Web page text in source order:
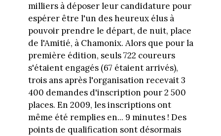
milliers à déposer leur candidature pour
espérer être l'un des heureux élus à
pouvoir prendre le départ, de nuit, place
de l'Amitié, à Chamonix. Alors que pour la
première édition, seuls 722 coureurs
s'étaient engagés (67 étaient arrivés),
trois ans après l'organisation recevait 3
400 demandes d'inscription pour 2 500
places. En 2009, les inscriptions ont
même été remplies en... 9 minutes ! Des
points de qualification sont désormais